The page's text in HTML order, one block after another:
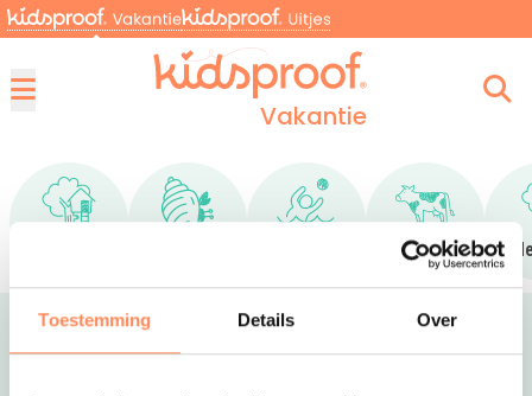
Toestemming Details Over
Vakantie
Ga naar UniekGa naar Aan de kustGa naar Bij het water
Bij de boer
Ga naar Bij
In
Zoeken